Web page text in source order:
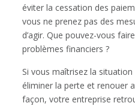
éviter la cessation des
vous ne prenez pas des
d’agir. Que pouvez-vous
problèmes financiers ?
Si vous maîtrisez la
éliminer la perte et renouer
façon, votre entreprise